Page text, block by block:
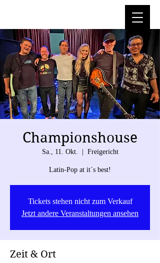
Championshouse
Sa., 11. Okt. Freigericht
Latin-Pop at it´s best!
Tickets stehen nicht zum Verkauf
Jetzt andere Veranstaltungen ansehen
Zeit & Ort